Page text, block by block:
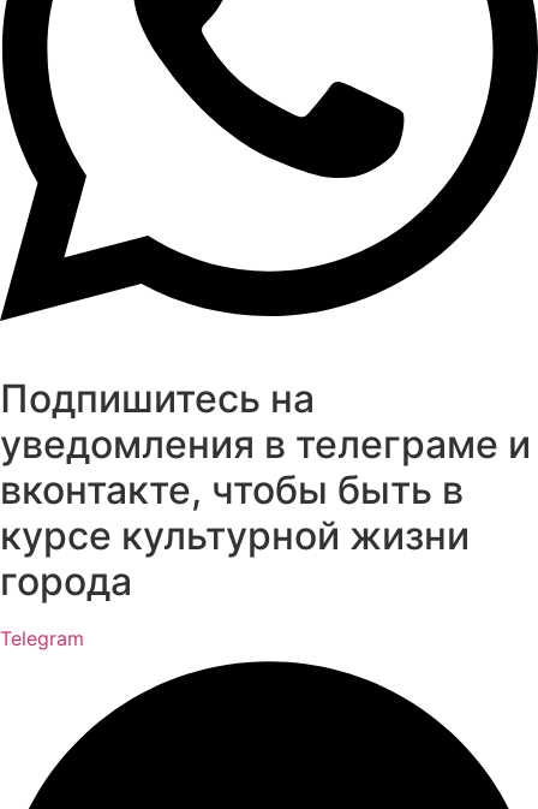
Подпишитесь на
уведомления в телеграме и
вконтакте, чтобы быть в
курсе культурной жизни
города
Telegram